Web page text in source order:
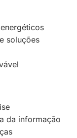
soluções
da informação